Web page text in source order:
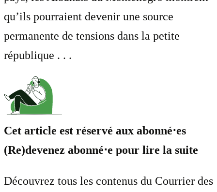
qu’ils pourraient devenir une source
permanente de tensions dans la petite
république . . .
Cet article est réservé aux abonné⋅es
(Re)devenez abonné⋅e pour lire la suite
Découvrez tous les contenus du Courrier des